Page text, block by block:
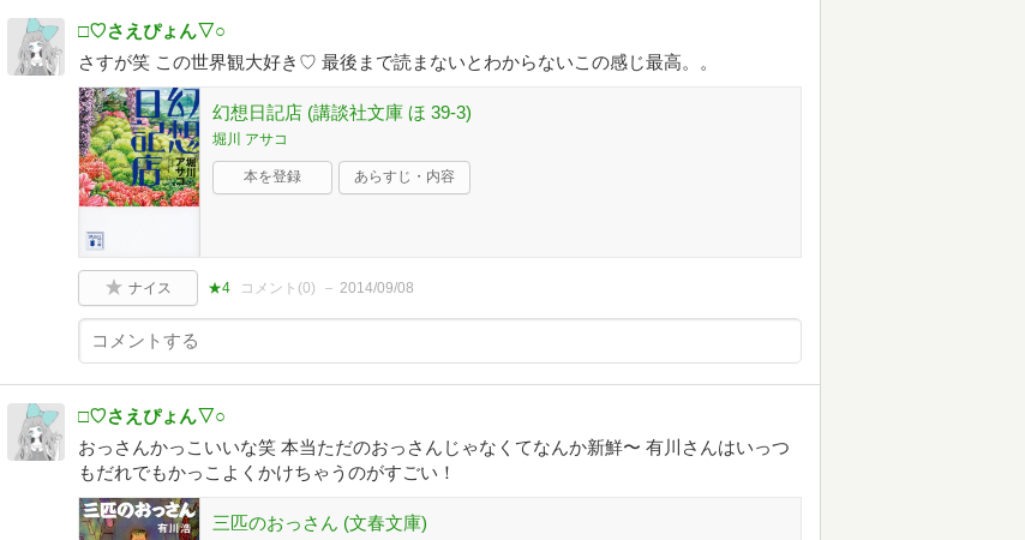
□♡さえぴょん▽○
さすが笑 この世界観大好き♡ 最後まで読まないとわからないこの感じ最高。。
幻想日記店 (講談社文庫 ほ 39-3)
堀川 アサコ
本を登録 あらすじ・内容
ナイス ★4 コメント(0) 2014/09/08
□♡さえぴょん▽○
おっさんかっこいいな笑 本当ただのおっさんじゃなくてなんか新鮮〜 有川さんはいっつ
もだれでもかっこよくかけちゃうのがすごい！
三匹のおっさん (文春文庫)